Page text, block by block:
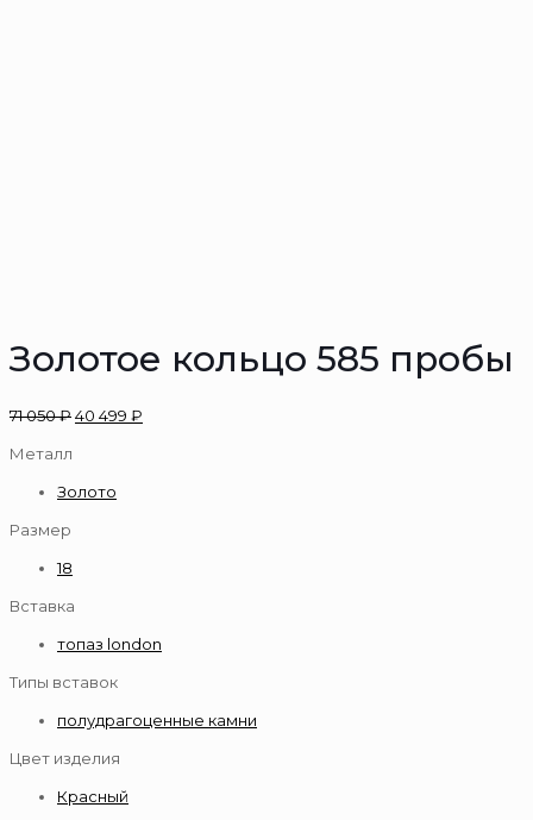
Золотое кольцо 585 пробы
71 050₽40 499 ₽
Металл
Золото
Размер
18
Вставка
топаз london
Типы вставок
полудрагоценные камни
Цвет изделия
Красный